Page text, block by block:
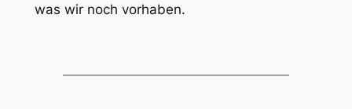
was wir noch vorhaben.